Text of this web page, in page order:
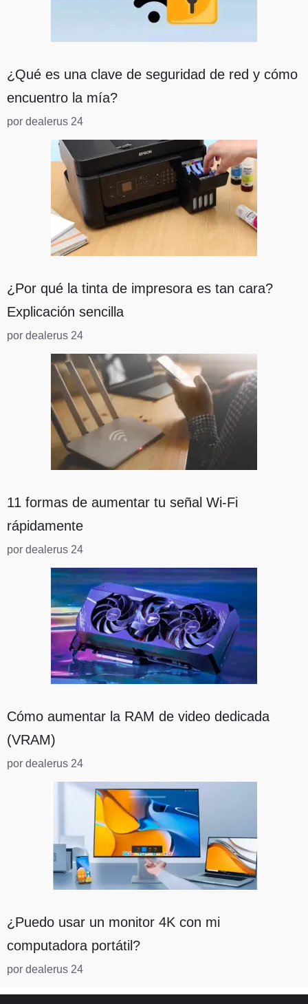
¿Qué es una clave de seguridad de red y cómo
encuentro la mía?
por dealerus 24
¿Por qué la tinta de impresora es tan cara?
Explicación sencilla
por dealerus 24
11 formas de aumentar tu señal Wi-Fi
rápidamente
por dealerus 24
Cómo aumentar la RAM de video dedicada
(VRAM)
por dealerus 24
¿Puedo usar un monitor 4K con mi
computadora portátil?
por dealerus 24